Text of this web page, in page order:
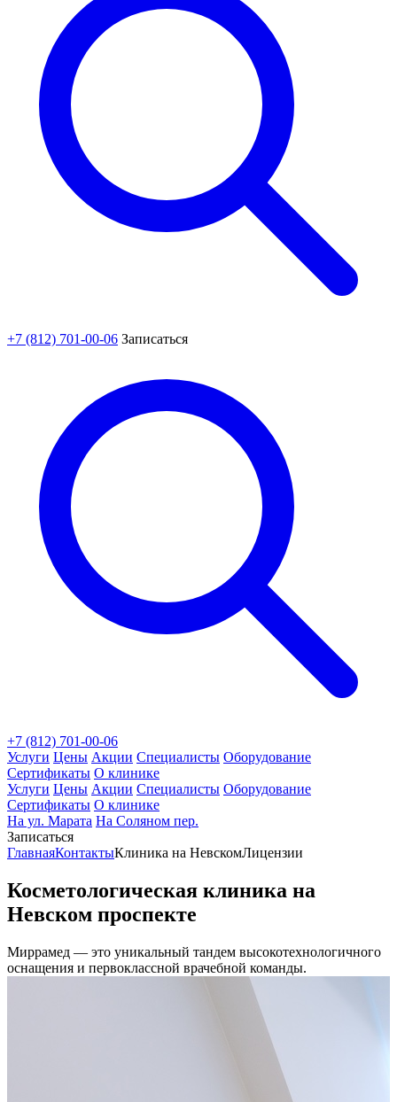
+7 (812) 701-00-06 Записаться
+7 (812) 701-00-06
Услуги Цены Акции Специалисты Оборудование
Сертификаты О клинике
Услуги Цены Акции Специалисты Оборудование
Сертификаты О клинике
На ул. Марата На Соляном пер.
Записаться
ГлавнаяКонтактыКлиника на НевскомЛицензии
Косметологическая клиника на
Невском проспекте
Миррамед — это уникальный тандем высокотехнологичного
оснащения и первоклассной врачебной команды.